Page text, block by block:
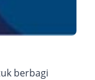
berbagi